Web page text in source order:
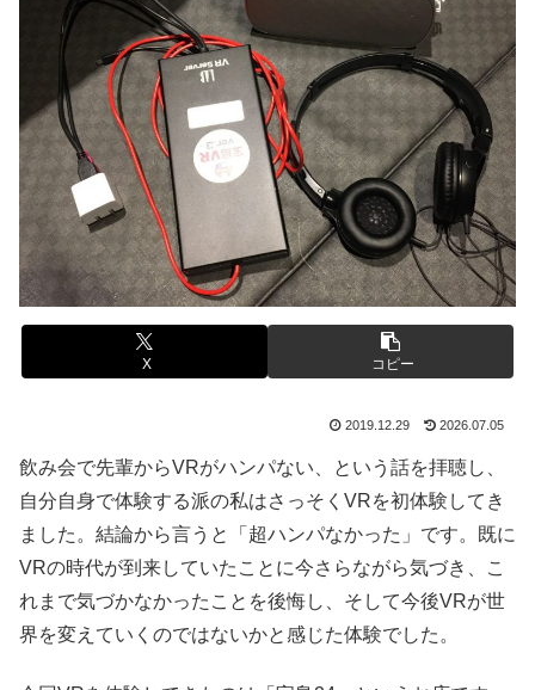
X コピー
2019.12.29 2026.07.05
飲み会で先輩からVRがハンパない、という話を拝聴し、
自分自身で体験する派の私はさっそくVRを初体験してき
ました。結論から言うと「超ハンパなかった」です。既に
VRの時代が到来していたことに今さらながら気づき、こ
れまで気づかなかったことを後悔し、そして今後VRが世
界を変えていくのではないかと感じた体験でした。